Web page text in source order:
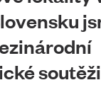
soutěži